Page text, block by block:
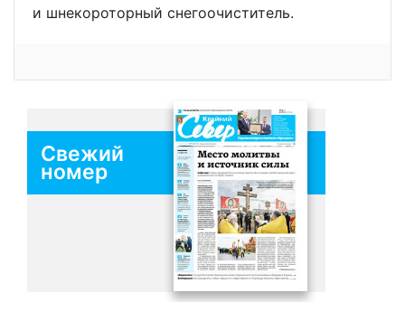
и шнекороторный снегоочиститель.
Свежий
номер